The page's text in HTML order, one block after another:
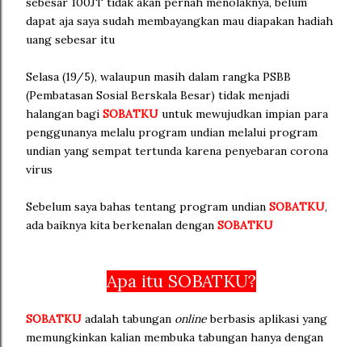
dapat aja saya sudah membayangkan mau diapakan hadiah
uang sebesar itu
Selasa (19/5), walaupun masih dalam rangka PSBB
(Pembatasan Sosial Berskala Besar) tidak menjadi
halangan bagi SOBATKU untuk mewujudkan impian para
penggunanya melalu program undian melalui program
undian yang sempat tertunda karena penyebaran corona
virus
Sebelum saya bahas tentang program undian SOBATKU,
ada baiknya kita berkenalan dengan SOBATKU
Apa itu SOBATKU?
SOBATKU adalah tabungan onlineberbasis aplikasi yang
memungkinkan kalian membuka tabungan hanya dengan